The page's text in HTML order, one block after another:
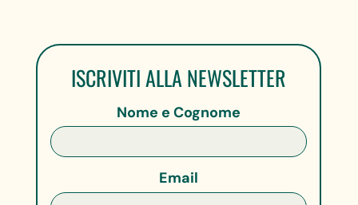
ISCRIVITI ALLA NEWSLETTER
Nome e Cognome
Email